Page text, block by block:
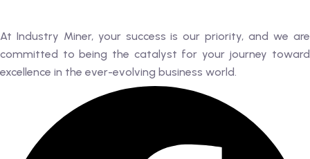
At Industry Miner, your success is our priority, and we are
committed to being the catalyst for your journey toward
excellence in the ever-evolving business world.